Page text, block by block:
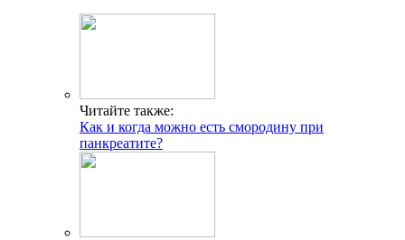
Читайте также:
Как и когда можно есть смородину при
панкреатите?